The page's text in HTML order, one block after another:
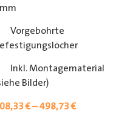
Vorgebohrte
Inkl. Montagematerial
Bilder)
€–498,73€